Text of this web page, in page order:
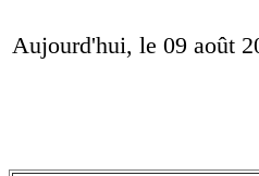
Aujourd'hui, le 09 août